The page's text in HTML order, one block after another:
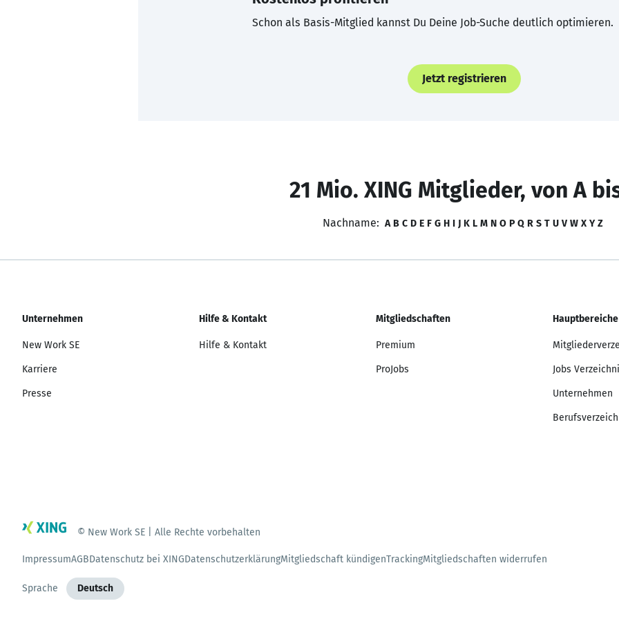
Schon als Basis-Mitglied kannst Du Deine Job-Suche deutlich optimieren.
Jetzt registrieren
21 Mio. XING Mitglieder, von A
Nachname: A B C D E F G H I J K L M N O P Q R S T U V W X Y Z
Unternehmen
New Work SE
Karriere
Presse
Hilfe & Kontakt
Hilfe & Kontakt
Mitgliedschaften
Premium
ProJobs
Hauptbereiche
Jobs
Unternehmen
© New Work SE | Alle Rechte vorbehalten
ImpressumAGBDatenschutz bei XINGDatenschutzerklärungMitgliedschaft kündigenTrackingMitgliedschaften widerrufen
Sprache Deutsch